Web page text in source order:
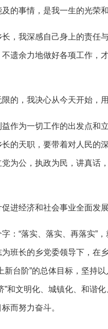
的事情，是我一生的光荣
，我深感自己身上的责任
遗余力地做好各项工作，
的，我决心从今天开始，
作为一切工作的出发点和
的天职，要带着对人民的
为公，执政为民，讲真话
进经济和社会事业全面发展
：“落实、落实、再落实”
班长的乡党委领导下，在
新台阶”的总体目标，坚持
和文明化、城镇化、和谐
而努力奋斗。